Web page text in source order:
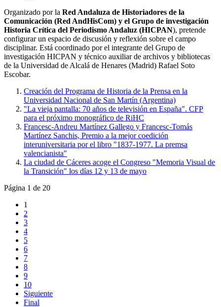
Organizado por la Red Andaluza de Historiadores de la
Comunicación (Red AndHisCom) y el Grupo de investigación
Historia Crítica del Periodismo Andaluz (HICPAN), pretende
configurar un espacio de discusión y reflexión sobre el campo
disciplinar. Está coordinado por el integrante del Grupo de
investigación HICPAN y técnico auxiliar de archivos y bibliotecas
de la Universidad de Alcalá de Henares (Madrid) Rafael Soto
Escobar.
Creación del Programa de Historia de la Prensa en la
Universidad Nacional de San Martín (Argentina)
"La vieja pantalla: 70 años de televisión en España". CFP
para el próximo monográfico de RiHC
Francesc-Andreu Martínez Gallego y Francesc-Tomás
Martínez Sanchis, Premio a la mejor coedición
interuniversitaria por el libro "1837-1977. La premsa
valencianista"
La ciudad de Cáceres acoge el Congreso "Memoria Visual de
la Transición" los días 12 y 13 de mayo
Página 1 de 20
1
2
3
4
5
6
7
8
9
10
Siguiente
Final